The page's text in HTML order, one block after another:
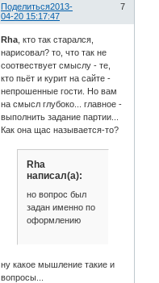
Поделиться 7
2013-
04-20 15:17:47
Rha, кто так старался,
нарисовал? то, что так не
соотвествует смыслу - те,
кто пьёт и курит на сайте -
непрошенные гости. Но вам
на смысл глубоко... главное -
выполнить задание партии...
Как она щас называется-то?
Rha
написал(а):
но вопрос был
задан именно по
оформлению
ну какое мышление такие и
вопросы...